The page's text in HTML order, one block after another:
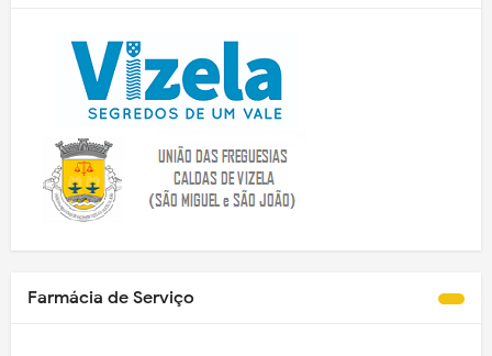
Farmácia de Serviço